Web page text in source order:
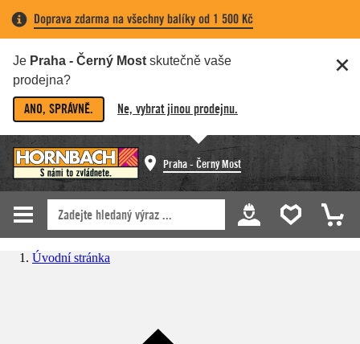
Doprava zdarma na všechny balíky od 1 500 Kč
Je Praha - Černý Most skutečně vaše
prodejna?
ANO, SPRÁVNĚ. Ne, vybrat jinou prodejnu.
Praha - Černý Most
Úvodní stránka